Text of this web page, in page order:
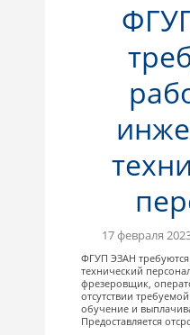
17 февраля
ФГУП ЭЗАН
технический
фрезеровщик,
отсутствии
обучение и
Предоставляется